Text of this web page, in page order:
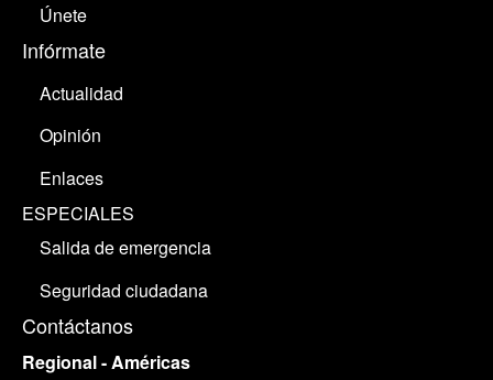
Únete
Infórmate
Actualidad
Opinión
Enlaces
ESPECIALES
Salida de emergencia
Seguridad ciudadana
Contáctanos
Regional - Américas